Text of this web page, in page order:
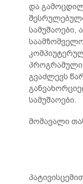
და
სამუშაოები,
პროგრამული
გვაძლევს
სამუშაოები.
მომავალი